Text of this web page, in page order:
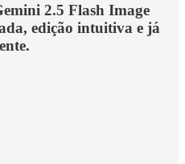
2.5 Flash Image
edição intuitiva e já